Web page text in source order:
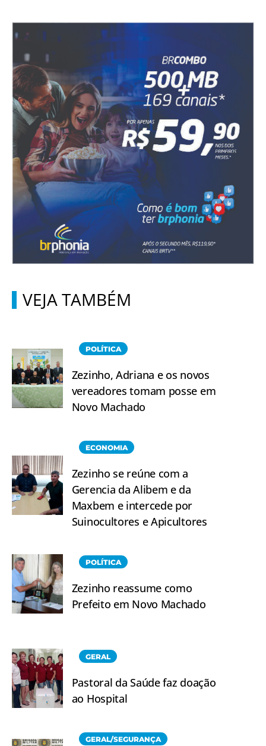
VEJA TAMBÉM
POLÍTICA
Zezinho, Adriana e os novos
vereadores tomam posse em
Novo Machado
ECONOMIA
Zezinho se reúne com a
Gerencia da Alibem e da
Maxbem e intercede por
Suinocultores e Apicultores
POLÍTICA
Zezinho reassume como
Prefeito em Novo Machado
GERAL
Pastoral da Saúde faz doação
ao Hospital
GERAL/SEGURANÇA